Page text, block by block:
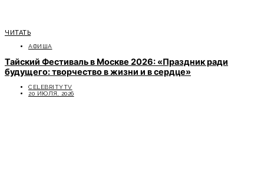
ЧИТАТЬ
АФИША
Тайский Фестиваль в Москве 2026: «Праздник ради
будущего: творчество в жизни и в сердце»
CELEBRITYTV
20 ИЮЛЯ, 2026